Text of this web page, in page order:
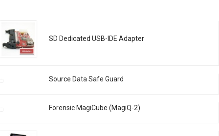
SD Dedicated USB-IDE Adapter
Source Data Safe Guard
Forensic MagiCube (MagiQ-2)